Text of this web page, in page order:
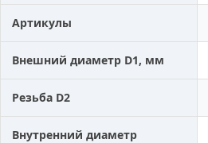
Артикулы
Внешний диаметр D1, мм
Резьба D2
Внутренний диаметр